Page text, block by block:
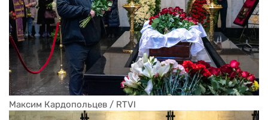
Максим Кардопольцев / RTVI